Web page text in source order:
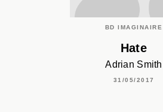
BD IMAGINAIRE
Hate
Adrian Smith
31/05/2017